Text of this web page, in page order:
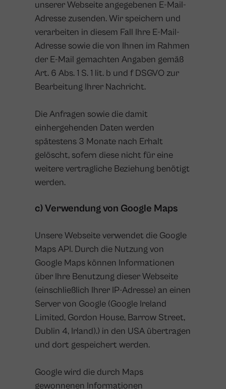
unserer Webseite angegebenen E-Mail-
Adresse zusenden. Wir speichern und
verarbeiten in diesem Fall Ihre E-Mail-
Adresse sowie die von Ihnen im Rahmen
der E-Mail gemachten Angaben gemäß
Art. 6 Abs. 1 S. 1 lit. b und f DSGVO zur
Bearbeitung Ihrer Nachricht.
Die Anfragen sowie die damit
einhergehenden Daten werden
spätestens 3 Monate nach Erhalt
gelöscht, sofern diese nicht für eine
weitere vertragliche Beziehung benötigt
werden.
c) Verwendung von Google Maps
Unsere Webseite verwendet die Google
Maps API. Durch die Nutzung von
Google Maps können Informationen
über Ihre Benutzung dieser Webseite
(einschließlich Ihrer IP-Adresse) an einen
Server von Google (Google Ireland
Limited, Gordon House, Barrow Street,
Dublin 4, Irland).) in den USA übertragen
und dort gespeichert werden.
Google wird die durch Maps
gewonnenen Informationen